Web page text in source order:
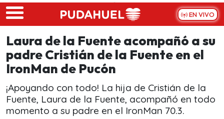
Skip to main content
EN VIVO
Laura de la Fuente acompañó a su
padre Cristián de la Fuente en el
IronMan de Pucón
¡Apoyando con todo! La hija de Cristián de la
Fuente, Laura de la Fuente, acompañó en todo
momento a su padre en el IronMan 70.3.